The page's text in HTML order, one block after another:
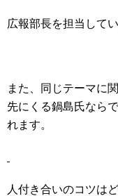
広報部長を担当して
また、同じテーマに
先にくる鍋島氏なら
れます。
人付き合いのコツは